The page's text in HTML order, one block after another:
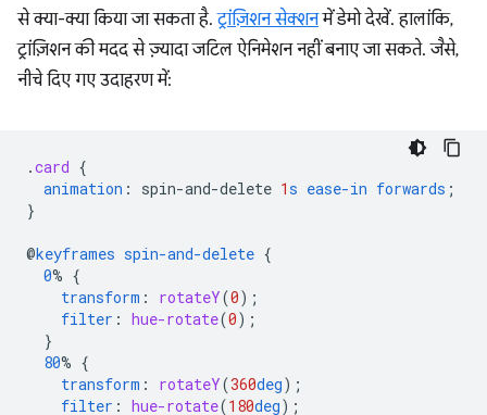
से क्या-क्या किया जा सकता है.ट्रांज़िशन सेक्शनमें डेमो देखें. हालांकि,
ट्रांज़िशन की मदद से ज़्यादा जटिल ऐनिमेशन नहीं बनाए जा सकते. जैसे,
नीचे दिए गए उदाहरण में:
.card {
animation : spin-and-delete 1s ease-in forwards ;
}
@keyframes spin-and-delete {
0% {
transform : rotateY(0);
filter : hue-rotate(0);
}
80% {
transform : rotateY(360deg);
filter : hue-rotate(180deg);